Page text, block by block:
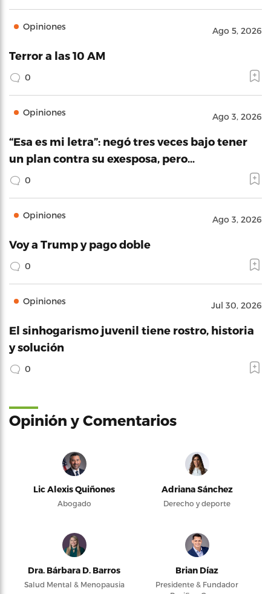
Opiniones Ago 5, 2026
Terror a las 10 AM
0
Opiniones Ago 3, 2026
“Esa es mi letra”: negó tres veces bajo tener
un plan contra su exesposa, pero…
0
Opiniones Ago 3, 2026
Voy a Trump y pago doble
0
Opiniones Jul 30, 2026
El sinhogarismo juvenil tiene rostro, historia
y solución
0
Opinión y Comentarios
Lic Alexis Quiñones
Abogado
Adriana Sánchez
Derecho y deporte
Dra. Bárbara D. Barros
Salud Mental & Menopausia
Brian Díaz
Presidente & Fundador